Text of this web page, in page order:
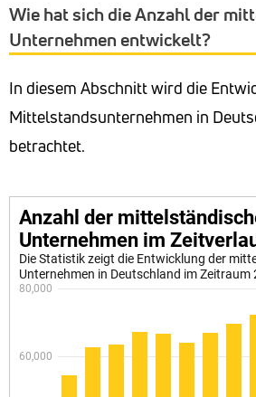
Wie hat sich die Anzahl der
Unternehmen entwickelt?
In diesem Abschnitt wird die
Mittelstandsunternehmen in
betrachtet.